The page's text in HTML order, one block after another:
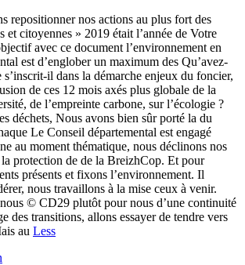
repositionner nos actions au plus fort des
et citoyennes » 2019 était l’année de Votre
avec ce document l’environnement en
est d’englober un maximum des Qu’avez-
il dans la démarche enjeux du foncier,
de ces 12 mois axés plus globale de la
de l’empreinte carbone, sur l’écologie ?
déchets, Nous avons bien sûr porté la du
Le Conseil départemental est engagé
au moment thématique, nous déclinons nos
protection de de la BreizhCop. Et pour
présents et fixons l’environnement. Il
nous travaillons à la mise ceux à venir.
© CD29 plutôt pour nous d’une continuité
des transitions, allons essayer de tendre vers
au Less